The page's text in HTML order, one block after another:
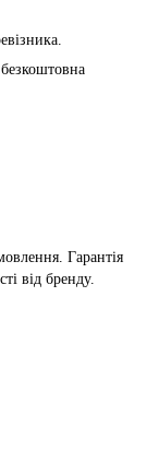
безкоштовна
Гарантія
від бренду.